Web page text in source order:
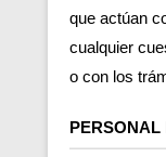
que actúan
cualquier
o con los
PERSONAL